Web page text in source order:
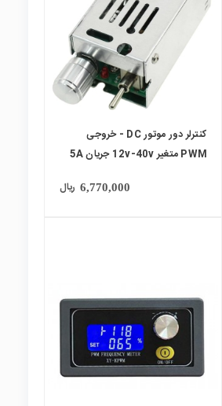
کنترلر دور موتور DC - خروجی
PWM متغیر 12v-40v جریان 5A
6,770,000 ریال